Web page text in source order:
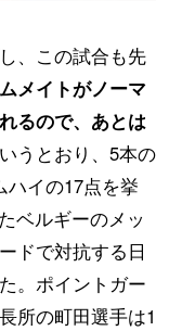
、この試合も先
ムメイトがノーマ
るので、あとは
うとおり、5本の
ハイの17点を挙
ベルギーのメッ
ドで対抗する日
。ポイントガー
所の町田選手は1